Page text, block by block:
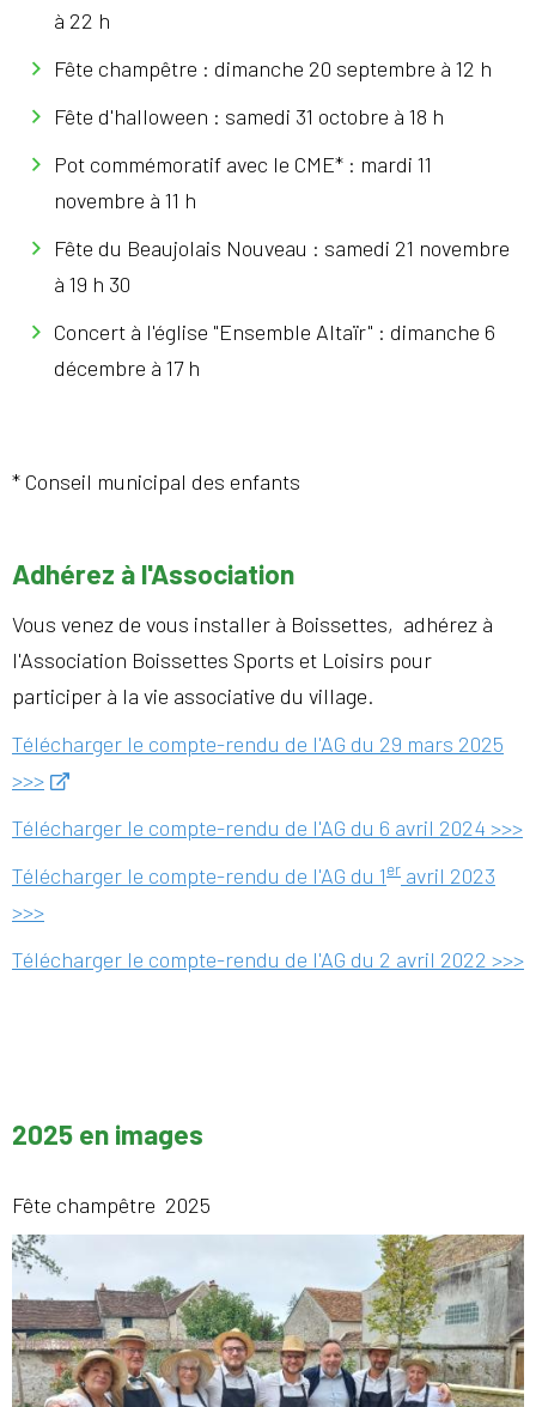
à 22 h
Fête champêtre : dimanche 20 septembre à 12 h
Fête d'halloween : samedi 31 octobre à 18 h
Pot commémoratif avec le CME* : mardi 11
novembre à 11 h
Fête du Beaujolais Nouveau : samedi 21 novembre
à 19 h 30
Concert à l'église "Ensemble Altaïr" : dimanche 6
décembre à 17 h
* Conseil municipal des enfants
Adhérez à l'Association
Vous venez de vous installer à Boissettes, adhérez à
l'Association Boissettes Sports et Loisirs pour
participer à la vie associative du village.
Télécharger le compte-rendu de l'AG du 29 mars 2025
>>>
Télécharger le compte-rendu de l'AG du 6 avril 2024 >>>
Télécharger le compte-rendu de l'AG du 1er avril 2023
>>>
Télécharger le compte-rendu de l'AG du 2 avril 2022 >>>
2025 en images
Fête champêtre 2025